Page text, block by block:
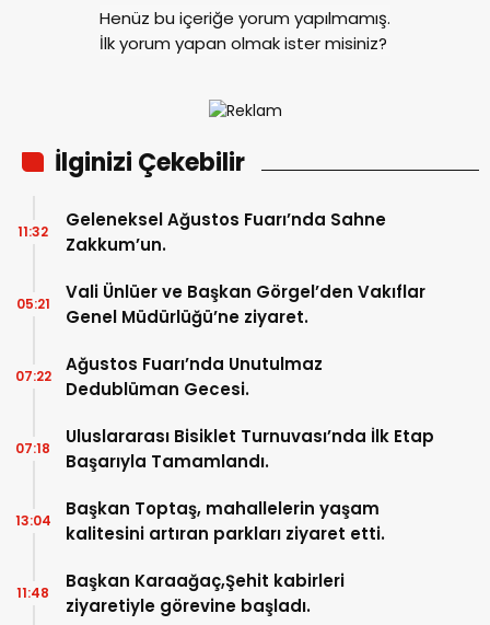
Henüz bu içeriğe yorum yapılmamış.
İlk yorum yapan olmak ister misiniz?
İlginizi Çekebilir
Geleneksel Ağustos Fuarı’nda Sahne
Zakkum’un.
11:32
Vali Ünlüer ve Başkan Görgel’den Vakıflar
Genel Müdürlüğü’ne ziyaret.
05:21
Ağustos Fuarı’nda Unutulmaz
Dedublüman Gecesi.
07:22
Uluslararası Bisiklet Turnuvası’nda İlk Etap
Başarıyla Tamamlandı.
07:18
Başkan Toptaş, mahallelerin yaşam
kalitesini artıran parkları ziyaret etti.
13:04
Başkan Karaağaç,Şehit kabirleri
ziyaretiyle görevine başladı.
11:48